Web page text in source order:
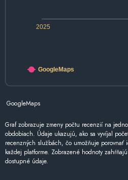
2025
GoogleMaps
GoogleMaps
Graf zobrazuje zmeny počtu recenzií na
obdobiach. Údaje ukazujú, ako sa vyvíjal
recenzných službách, čo umožňuje porovnať
každej platforme. Zobrazené hodnoty
dostupné údaje.